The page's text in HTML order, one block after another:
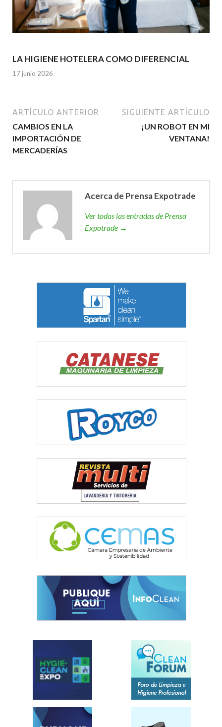
LA HIGIENE HOTELERA COMO DIFERENCIAL
17 junio 2026
ARTÍCULO ANTERIOR
CAMBIOS EN LA
IMPORTACIÓN DE
MERCADERÍAS
SIGUIENTE ARTÍCULO
¡UN ROBOT EN MI
VENTANA!
Acerca de Prensa Expotrade
Ver todas las entradas de Prensa
Expotrade →